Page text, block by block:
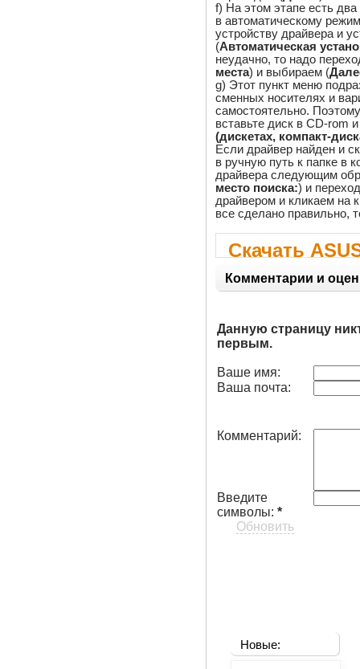
f) На этом этапе есть
в автоматическому
устройству драйвера и
(Автоматическая
неудачно, то надо
места) и выбираем (
g) Этот пункт меню
сменных носителях и
самостоятельно.
вставьте диск в CD-rom
(дискетах, компакт-
Если драйвер найден и
в ручную путь к папке в
драйвера следующим
место поиска:) и
драйвером и кликаем на
все сделано правильно,
Скачать
Capture
Комментарии и
Данную страницу
первым.
Ваше имя:
Ваша почта:
Комментарий:
Введите
символы:*
Обновить
Новые: